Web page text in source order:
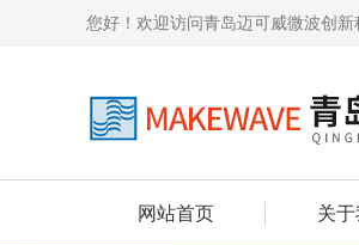
您好！欢迎访问青岛迈可威微波创新
网站首页 关